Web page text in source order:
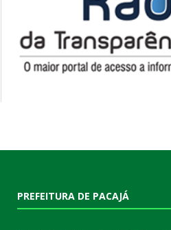
PREFEITURA DE PACAJÁ